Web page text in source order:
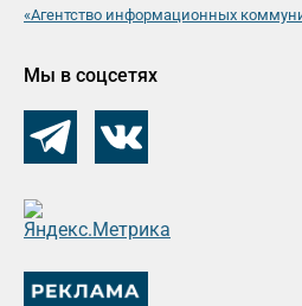
«Агентство информационных
Мы в соцсетях